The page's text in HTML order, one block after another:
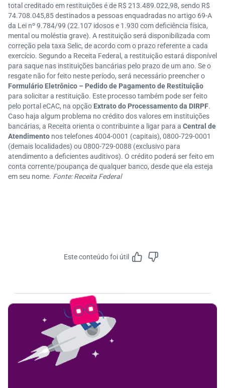
total creditado em restituições é de R$ 213.489.022,98, sendo R$
74.708.045,85 destinados a pessoas enquadradas no artigo 69-A
da Lei nº 9.784/99 (22.107 idosos e 1.930 com deficiência física,
mental ou moléstia grave). A restituição será disponibilizada com
correção pela taxa Selic, de acordo com o prazo referente a cada
exercício. Segundo a Receita Federal, a restituição estará disponível
para saque nas instituições bancárias pelo prazo de um ano. Se o
resgate não for feito neste período, será necessário preencher o
Formulário Eletrônico – Pedido de Pagamento de Restituição
para solicitar a restituição. Este processo também pode ser feito
pelo portal eCAC, na opção Extrato do Processamento da DIRPF.
Caso haja algum problema no crédito dos valores em instituições
bancárias, a Receita orienta o contribuinte a ligar para a Central de
Atendimento nos telefones 4004-0001 (capitais), 0800-729-0001
(demais localidades) ou 0800-729-0088 (exclusivo para
atendimento a deficientes auditivos). O crédito poderá ser feito em
conta corrente/poupança de qualquer banco, desde que ela esteja
em seu nome. Fonte: Receita Federal
Este conteúdo foi útil